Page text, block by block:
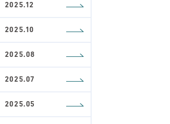
2025.12
2025.10
2025.08
2025.07
2025.05